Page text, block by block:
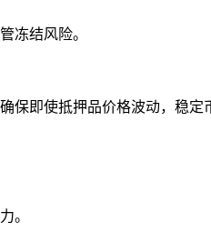
冻结风险。
即使抵押品价格波动，稳定
。